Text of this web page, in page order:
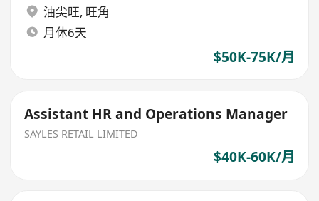
油尖旺, 旺角
月休6天
$50K-75K/月
Assistant HR and Operations Manager
SAYLES RETAIL LIMITED
$40K-60K/月